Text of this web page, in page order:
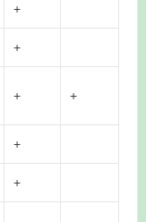
+
+
+ +
+
+